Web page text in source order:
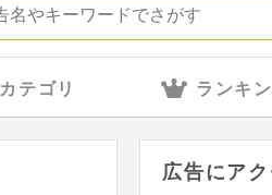
カテゴリ ランキ
広告にア